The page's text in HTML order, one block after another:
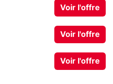
Voir l'offre
Voir l'offre
Voir l'offre